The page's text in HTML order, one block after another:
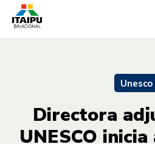
Unesco
Directora
UNESCO